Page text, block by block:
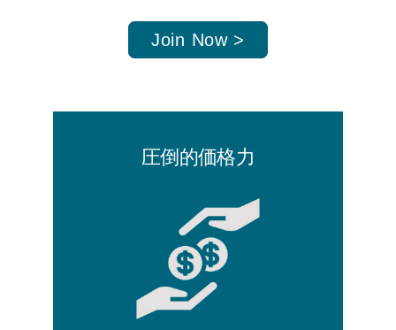
Join Now >
圧倒的価格力